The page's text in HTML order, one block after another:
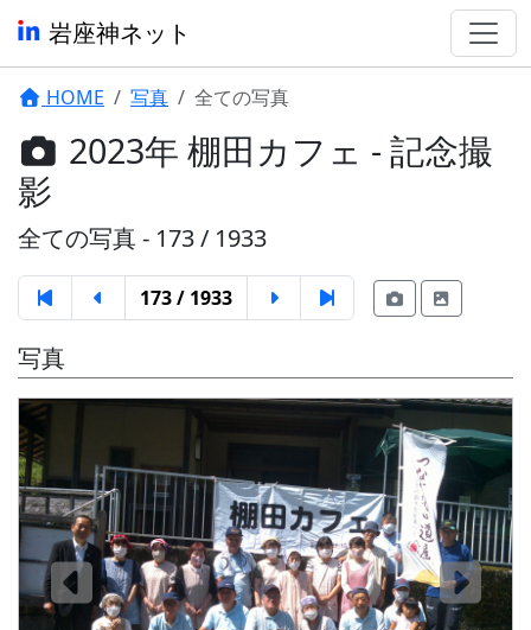
岩座神ネット
HOME 写真 全ての写真
2023年 棚田カフェ - 記念撮
影
全ての写真 - 173 / 1933
173 / 1933
写真